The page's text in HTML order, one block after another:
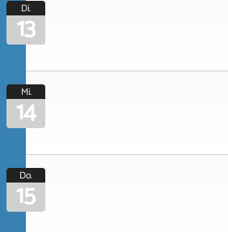
Di.
13
Mi.
14
Do.
15